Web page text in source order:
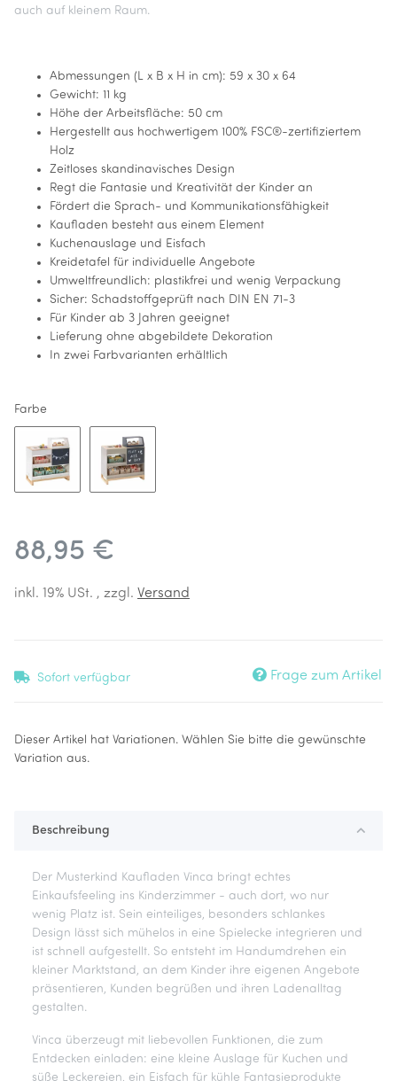
auch auf kleinem Raum.
Abmessungen (L x B x H in cm): 59 x 30 x 64
Gewicht: 11 kg
Höhe der Arbeitsfläche: 50 cm
Hergestellt aus hochwertigem 100% FSC®-zertifiziertem
Holz
Zeitloses skandinavisches Design
Regt die Fantasie und Kreativität der Kinder an
Fördert die Sprach- und Kommunikationsfähigkeit
Kaufladen besteht aus einem Element
Kuchenauslage und Eisfach
Kreidetafel für individuelle Angebote
Umweltfreundlich: plastikfrei und wenig Verpackung
Sicher: Schadstoffgeprüft nach DIN EN 71-3
Für Kinder ab 3 Jahren geeignet
Lieferung ohne abgebildete Dekoration
In zwei Farbvarianten erhältlich
Farbe
88,95 €
inkl. 19% USt. , zzgl. Versand
Sofort verfügbar Frage zum Artikel
xDieser Artikel hat Variationen. Wählen Sie bitte die gewünschte
Variation aus.
Beschreibung
Der Musterkind Kaufladen Vinca bringt echtes
Einkaufsfeeling ins Kinderzimmer - auch dort, wo nur
wenig Platz ist. Sein einteiliges, besonders schlankes
Design lässt sich mühelos in eine Spielecke integrieren und
ist schnell aufgestellt. So entsteht im Handumdrehen ein
kleiner Marktstand, an dem Kinder ihre eigenen Angebote
präsentieren, Kunden begrüßen und ihren Ladenalltag
gestalten.
Vinca überzeugt mit liebevollen Funktionen, die zum
Entdecken einladen: eine kleine Auslage für Kuchen und
süße Leckereien, ein Eisfach für kühle Fantasieprodukte